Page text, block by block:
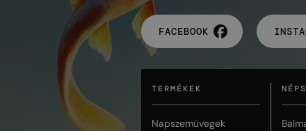
FACEBOOK
TERMÉKEK
Napszemüvegek